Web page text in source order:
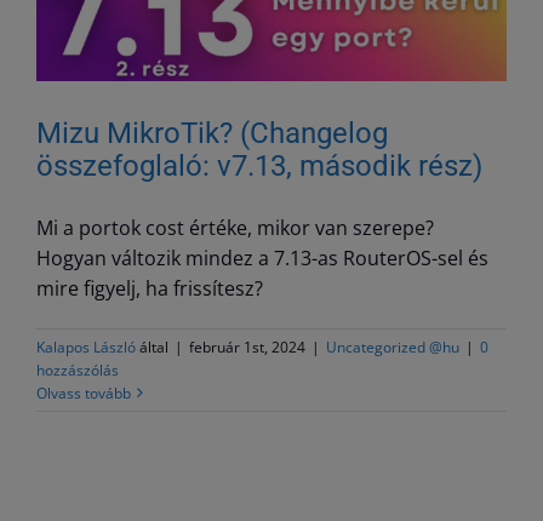
Mizu MikroTik? (Changelog
összefoglaló: v7.13, második rész)
Mi a portok cost értéke, mikor van szerepe?
Hogyan változik mindez a 7.13-as RouterOS-sel és
mire figyelj, ha frissítesz?
Kalapos Lászlóáltal | február 1st, 2024 | Uncategorized @hu | 0
hozzászólás
Olvass tovább